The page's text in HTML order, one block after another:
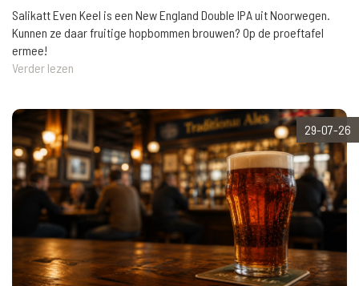
Salikatt Even Keel is een New England Double IPA uit Noorwegen.
Kunnen ze daar fruitige hopbommen brouwen? Op de proeftafel
ermee!
Verder lezen
29-07-26